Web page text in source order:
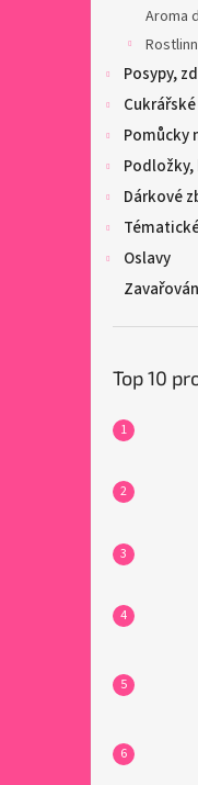
Aroma
Posypy,
Pomůcky
Dárkové
Oslavy
Top 10